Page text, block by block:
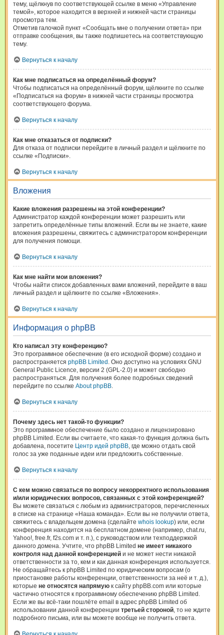
тему, щёлкнув по соответствующей ссылке в меню «Управление
темой», которое находится в верхней и нижней части страницы
просмотра тем.
Отметив галочкой пункт «Сообщать мне о получении ответа» при
отправке сообщения, вы также подпишетесь на соответствующую
тему.
Вернуться к началу
Как мне подписаться на определённый форум?
Чтобы подписаться на определённый форум, щёлкните по ссылке
«Подписаться на форум» в нижней части страницы просмотра
соответствующего форума.
Вернуться к началу
Как мне отказаться от подписки?
Для отказа от подписки перейдите в личный раздел и щёлкните по
ссылке «Подписки».
Вернуться к началу
Вложения
Какие вложения разрешены на этой конференции?
Администратор каждой конференции может разрешить или
запретить определённые типы вложений. Если вы не знаете, какие
вложения разрешены, свяжитесь с администратором конференции
для получения помощи.
Вернуться к началу
Как мне найти мои вложения?
Чтобы найти список добавленных вами вложений, перейдите в ваш
личный раздел и щёлкните по ссылке «Вложения».
Вернуться к началу
Информация о phpBB
Кто написал эту конференцию?
Это программное обеспечение (в его исходной форме) создано и
распространяется phpBB Limited . Оно доступно на условиях GNU
General Public Licence, версии 2 (GPL-2.0) и может свободно
распространяться. Для получения более подробных сведений
перейдите по ссылке About phpBB.
Вернуться к началу
Почему здесь нет такой-то функции?
Это программное обеспечение было создано и лицензировано
phpBB Limited. Если вы считаете, что какая-то функция должна быть
добавлена, посетите Центр идей phpBB, где можно отдать свой
голос за уже поданные идеи или предложить собственные.
Вернуться к началу
С кем можно связаться по вопросу некорректного использования
и/или юридических вопросов, связанных с этой конференцией?
Вы можете связаться с любым из администраторов, перечисленных
в списке на странице «Наша команда». Если вы не получили ответа,
свяжитесь с владельцем домена (сделайте whois lookup) или, если
конференция находится на бесплатном домене (например, chat.ru,
Yahoo!, free.fr, f2s.com и т. п.), с руководством или техподдержкой
данного домена. Учтите, что phpBB Limited не имеет никакого
контроля над данной конференцией и не может нести никакой
ответственности за то, кем и как данная конференция используется.
Не обращайтесь к phpBB Limited по юридическим вопросам (о
приостановке работы конференции, ответственности за неё и т. д.),
которые не относятся напрямую к сайту phpBB.com или которые
частично относятся к программному обеспечению phpBB Limited.
Если же вы всё-таки пошлёте email в адрес phpBB Limited об
использовании данной конференции третьей стороной, то не ждите
подробного письма, или вы можете вообще не получить ответа.